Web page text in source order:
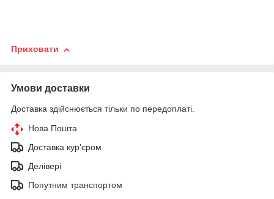
Приховати
Умови доставки
Доставка здійснюється тільки по передоплаті.
Нова Пошта
Доставка кур'єром
Делівері
Попутним транспортом